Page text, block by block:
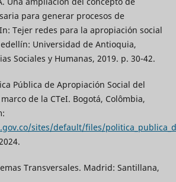
para generar procesos de
Tejer redes para la apropiación social
Universidad de Antioquia,
Sociales y Humanas, 2019. p. 30-42.
Pública de Apropiación Social del
de la CTeI. Bogotá, Colômbia,
sites/default/files/
Transversales. Madrid: Santillana,